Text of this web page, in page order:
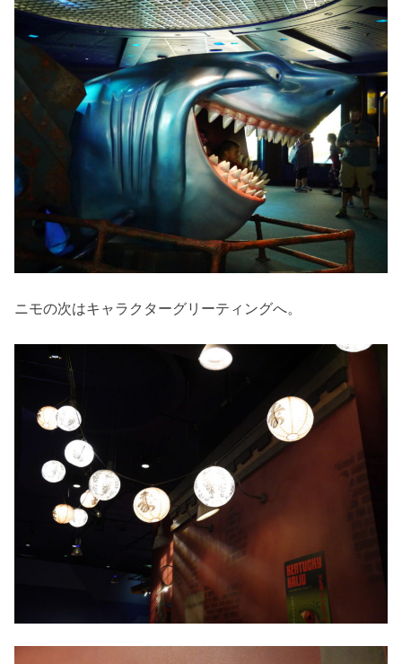
ニモの次はキャラクターグリーティングへ。